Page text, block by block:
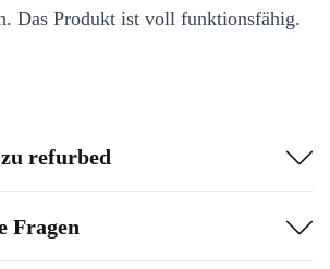
Das Produkt ist voll funktionsfähig.
refurbed
Fragen